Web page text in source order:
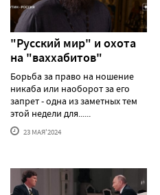
"Русский мир" и охота
на "ваххабитов"
Борьба за право на ношение
никаба или наоборот за его
запрет - одна из заметных тем
этой недели для......
23 МАЯ'2024